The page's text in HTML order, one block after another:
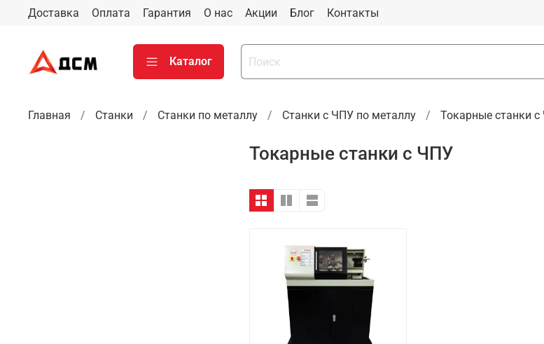
Доставка Оплата Гарантия О нас Акции Блог Контакты
Каталог
Главная Станки Станки по металлу Станки с ЧПУ по металлу Токарные станки
Токарные станки с ЧПУ